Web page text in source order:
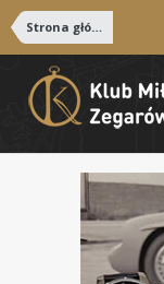
Strona główna